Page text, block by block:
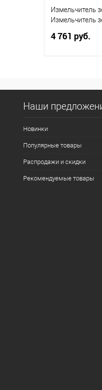
Измельчитель
Измельчитель
4 761 руб.
Наши
Новинки
Популярные товары
Распродажи и скидки
Рекомендуемые товары